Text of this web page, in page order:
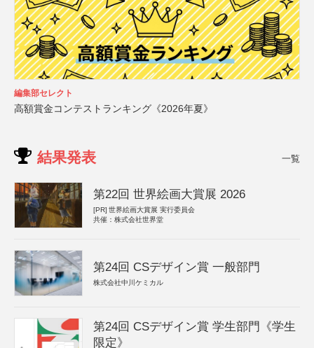
編集部セレクト
高額賞金コンテストランキング《2026年夏》
結果発表 一覧
第22回 世界絵画大賞展 2026
[PR] 世界絵画大賞展 実行委員会
共催：株式会社世界堂
第24回 CSデザイン賞 一般部門
株式会社中川ケミカル
第24回 CSデザイン賞 学生部門《学生
限定》